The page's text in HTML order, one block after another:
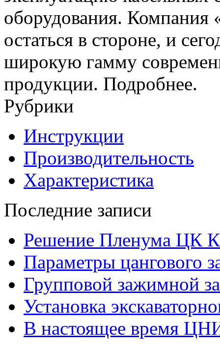
оборудования. Компания
остаться в стороне, и
широкую гамму
продукции. Подробнее.
Рубрики
Инструкции
Производительность
Характеристика
Последние записи
Решение Пленума ЦК
Параметры цангового
Групповой зажимной
Установка
В настоящее время